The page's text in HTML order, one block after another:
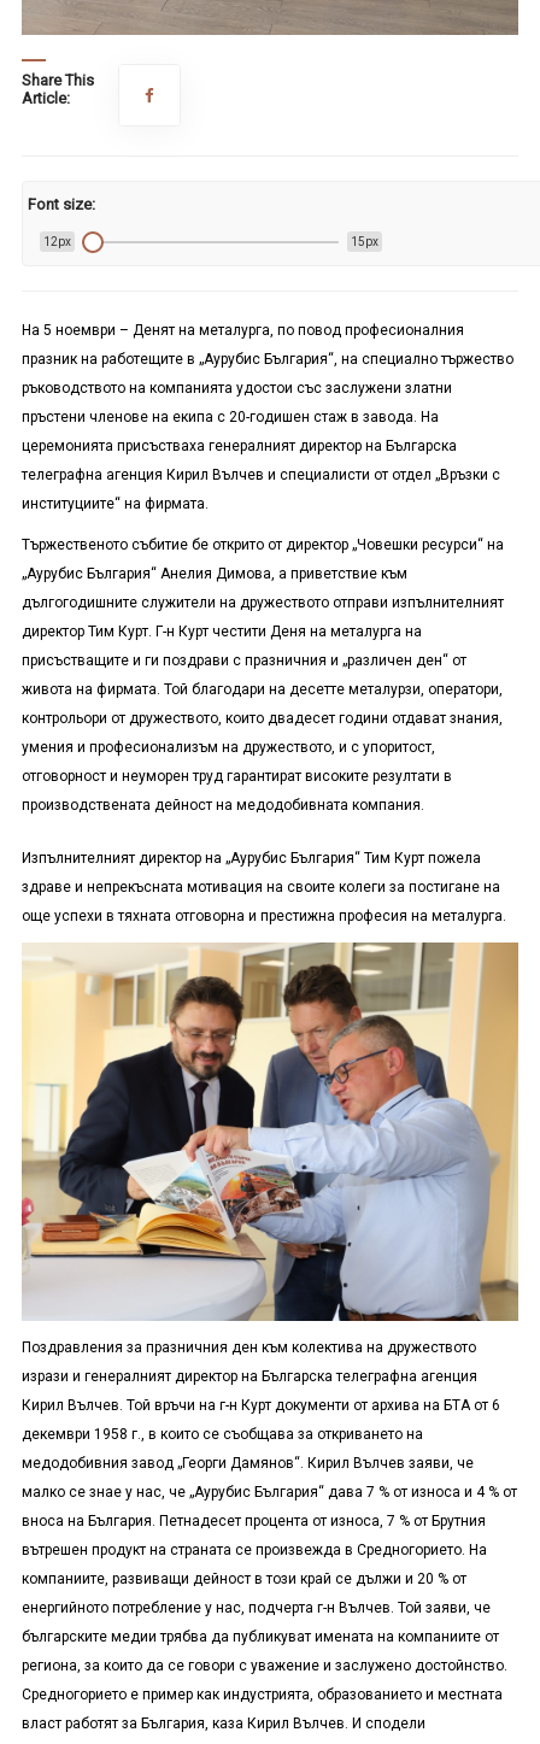
Share This
Article:
Font size:
12px 15px
На 5 ноември – Денят на металурга, по повод професионалния
празник на работещите в „Аурубис България“, на специално тържество
ръководството на компанията удостои със заслужени златни
пръстени членове на екипа с 20-годишен стаж в завода. На
церемонията присъстваха генералният директор на Българска
телеграфна агенция Кирил Вълчев и специалисти от отдел „Връзки с
институциите“ на фирмата.
Тържественото събитие бе открито от директор „Човешки ресурси“ на
„Аурубис България“ Анелия Димова, а приветствие към
дългогодишните служители на дружеството отправи изпълнителният
директор Тим Курт. Г-н Курт честити Деня на металурга на
присъстващите и ги поздрави с празничния и „различен ден“ от
живота на фирмата. Той благодари на десетте металурзи, оператори,
контрольори от дружеството, които двадесет години отдават знания,
умения и професионализъм на дружеството, и с упоритост,
отговорност и неуморен труд гарантират високите резултати в
производствената дейност на медодобивната компания.
Изпълнителният директор на „Аурубис България“ Тим Курт пожела
здраве и непрекъсната мотивация на своите колеги за постигане на
още успехи в тяхната отговорна и престижна професия на металурга.
Поздравления за празничния ден към колектива на дружеството
изрази и генералният директор на Българска телеграфна агенция
Кирил Вълчев. Той връчи на г-н Курт документи от архива на БТА от 6
декември 1958 г., в които се съобщава за откриването на
медодобивния завод „Георги Дамянов“. Кирил Вълчев заяви, че
малко се знае у нас, че „Аурубис България“ дава 7 % от износа и 4 % от
вноса на България. Петнадесет процента от износа, 7 % от Брутния
вътрешен продукт на страната се произвежда в Средногорието. На
компаниите, развиващи дейност в този край се дължи и 20 % от
енергийното потребление у нас, подчерта г-н Вълчев. Той заяви, че
българските медии трябва да публикуват имената на компаниите от
региона, за които да се говори с уважение и заслужено достойнство.
Средногорието е пример как индустрията, образованието и местната
власт работят за България, каза Кирил Вълчев. И сподели